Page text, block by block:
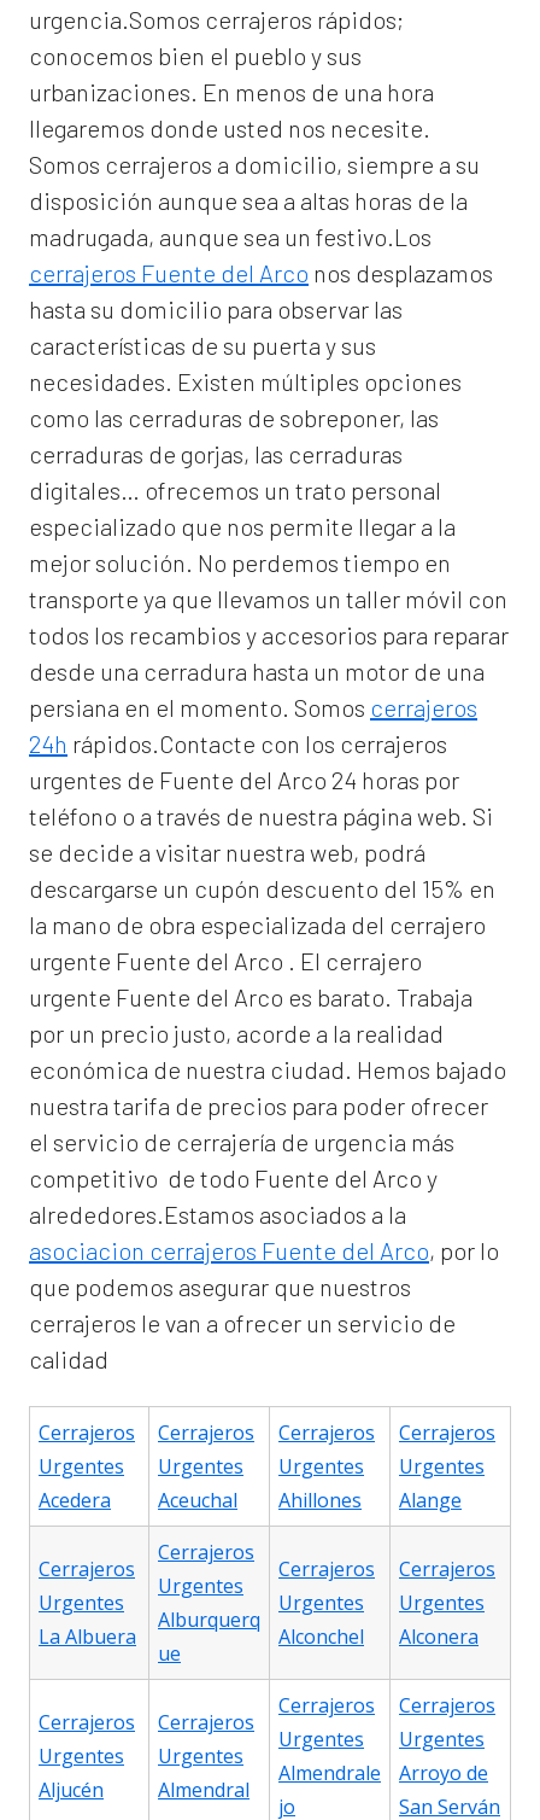
urgencia.Somos cerrajeros rápidos;
conocemos bien el pueblo y sus
urbanizaciones. En menos de una hora
llegaremos donde usted nos necesite.
Somos cerrajeros a domicilio, siempre a su
disposición aunque sea a altas horas de la
madrugada, aunque sea un festivo.Los
cerrajeros Fuente del Arco nos desplazamos
hasta su domicilio para observar las
características de su puerta y sus
necesidades. Existen múltiples opciones
como las cerraduras de sobreponer, las
cerraduras de gorjas, las cerraduras
digitales… ofrecemos un trato personal
especializado que nos permite llegar a la
mejor solución. No perdemos tiempo en
transporte ya que llevamos un taller móvil con
todos los recambios y accesorios para reparar
desde una cerradura hasta un motor de una
persiana en el momento. Somos cerrajeros
24h rápidos.Contacte con los cerrajeros
urgentes de Fuente del Arco 24 horas por
teléfono o a través de nuestra página web. Si
se decide a visitar nuestra web, podrá
descargarse un cupón descuento del 15% en
la mano de obra especializada del cerrajero
urgente Fuente del Arco . El cerrajero
urgente Fuente del Arco es barato. Trabaja
por un precio justo, acorde a la realidad
económica de nuestra ciudad. Hemos bajado
nuestra tarifa de precios para poder ofrecer
el servicio de cerrajería de urgencia más
competitivo de todo Fuente del Arco y
alrededores.Estamos asociados a la
asociacion cerrajeros Fuente del Arco, por lo
que podemos asegurar que nuestros
cerrajeros le van a ofrecer un servicio de
calidad
Cerrajeros
Urgentes
Acedera
Cerrajeros
Urgentes
Aceuchal
Cerrajeros
Urgentes
Ahillones
Cerrajeros
Urgentes
Alange
Cerrajeros
Urgentes
La Albuera
Cerrajeros
Urgentes
Alburquerq
ue
Cerrajeros
Urgentes
Alconchel
Cerrajeros
Urgentes
Alconera
Cerrajeros
Urgentes
Aljucén
Cerrajeros
Urgentes
Almendral
Cerrajeros
Urgentes
Almendrale
jo
Cerrajeros
Urgentes
Arroyo de
San Serván